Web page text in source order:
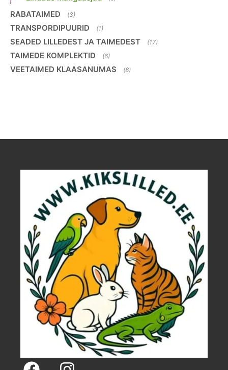
RABATAIMED (3)
TRANSPORDIPUURID (1)
SEADED LILLEDEST JA TAIMEDEST (17)
TAIMEDE KOMPLEKTID (6)
VEETAIMED KLAASANUMAS (8)